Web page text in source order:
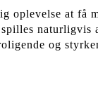
oplevelse at få
naturligvis
og